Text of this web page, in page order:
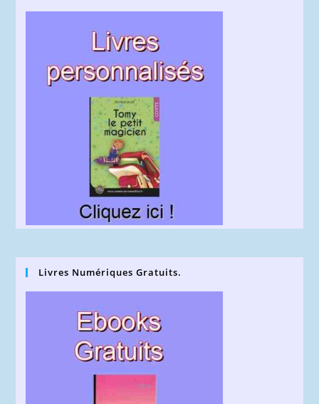
Livres Numériques Gratuits.